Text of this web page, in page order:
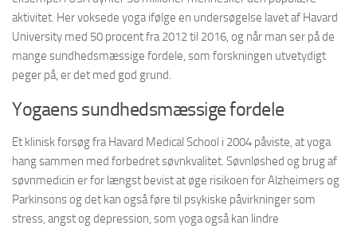
aktivitet. Her voksede yoga ifølge en undersøgelse lavet af Havard
University med 50 procent fra 2012 til 2016, og når man ser på de
mange sundhedsmæssige fordele, som forskningen utvetydigt
peger på, er det med god grund.
Yogaens sundhedsmæssige fordele
Et klinisk forsøg fra Havard Medical School i 2004 påviste, at yoga
hang sammen med forbedret søvnkvalitet. Søvnløshed og brug af
søvnmedicin er for længst bevist at øge risikoen for Alzheimers og
Parkinsons og det kan også føre til psykiske påvirkninger som
stress, angst og depression, som yoga også kan lindre